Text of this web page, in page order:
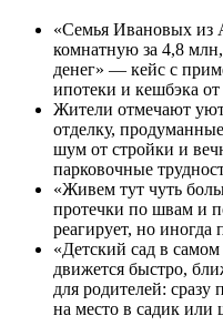
«Семья Ивановых из
комнатную за 4,8
денег» — кейс с
ипотеки и кешбэка
Жители отмечают
отделку,
шум от стройки и
парковочные
«Живем тут чуть
протечки по швам и
реагирует, но иногда
«Детский сад в
движется быстро,
для родителей: сразу
на место в садик или